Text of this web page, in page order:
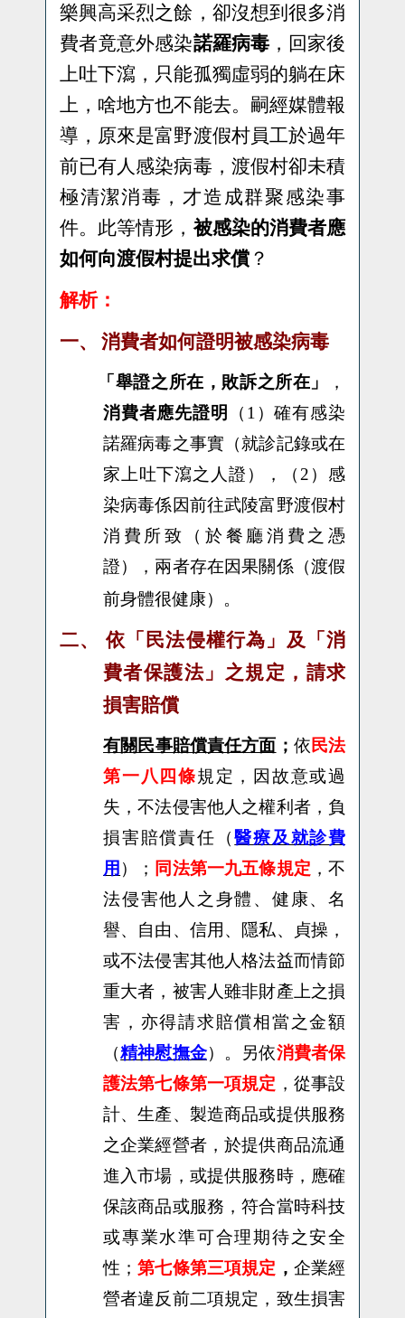
樂興高采烈之餘，卻沒想到很多消
費者竟意外感染諾羅病毒，回家後
上吐下瀉，只能孤獨虛弱的躺在床
上，啥地方也不能去。嗣經媒體報
導，原來是富野渡假村員工於過年
前已有人感染病毒，渡假村卻未積
極清潔消毒，才造成群聚感染事
件。此等情形，被感染的消費者應
如何向渡假村提出求償 ？
解析：
一、
消費者如何證明被感染病毒
「舉證之所在，敗訴之所在」
，
消費者應先證明
（ 1 ）確有感染
諾羅病毒之事實（就診記錄或在
家上吐下瀉之人證），（ 2 ）感
染病毒係因前往武陵富野渡假村
消費所致（於餐廳消費之憑
證），兩者存在因果關係（渡假
前身體很健康）。
二、
依「民法侵權行為」及「消
費者保護法」之規定，請求
損害賠償
有關民事賠償責任方面 ； 依民法
第一八四條規定，
因故意或過
失，不法侵害他人之權利者，負
損害賠償責任（醫療及就診費
用 ）； 同法第一九五條規定 ，不
法侵害他人之身體、健康、名
譽、自由、信用、隱私、貞操，
或不法侵害其他人格法益而情節
重大者，被害人雖非財產上之損
害，亦得請求賠償相當之金額
（精神慰撫金）。另依消費者保
護法第七條第一項規定 ， 從事設
計、生產、製造商品或提供服務
之企業經營者，於提供商品流通
進入市場，或提供服務時，應確
保該商品或服務，符合當時科技
或專業水準可合理期待之安全
性；第七條第三項規定 ， 企業經
營者違反前二項規定，致生損害